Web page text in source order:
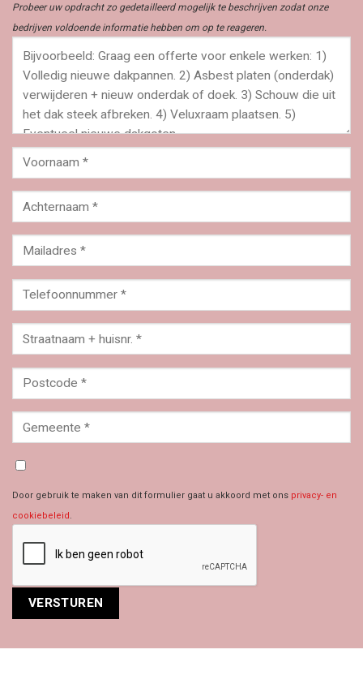
Probeer uw opdracht zo gedetailleerd mogelijk te beschrijven zodat onze
bedrijven voldoende informatie hebben om op te reageren.
Door gebruik te maken van dit formulier gaat u akkoord met ons privacy- en
cookiebeleid